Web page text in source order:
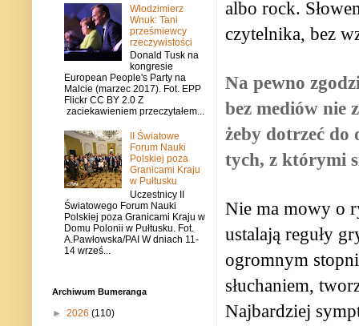
albo rock.
czytelnika, bez
Na pewno
bez mediów nie
żeby dotrzeć do
tych, z którymi
Nie ma mowy o
ustalają reguły
ogromnym
słuchaniem,
Najbardziej
Włodzimierz
Wnuk: Tani
prześmiewcy
rzeczywistości
Donald Tusk na
kongresie
European People's Party na
Malcie (marzec 2017). Fot. EPP
Flickr CC BY 2.0 Z
zaciekawieniem przeczytałem...
II Światowe
Forum Nauki
Polskiej poza
Granicami Kraju
w Pułtusku
Uczestnicy II
Światowego Forum Nauki
Polskiej poza Granicami Kraju w
Domu Polonii w Pułtusku. Fot.
A.Pawłowska/PAI W dniach 11-
14 wrześ...
Archiwum Bumeranga
► 2026 (110)